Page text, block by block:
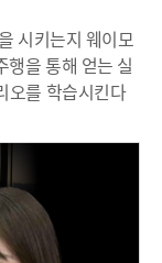
시키는지 웨이모
행을 통해 얻는 실
오를 학습시킨다